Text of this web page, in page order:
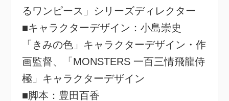
るワンピース」シリーズディレクター
■キャラクターデザイン：小島崇史
「きみの色」キャラクターデザイン・作
画監督、「MONSTERS 一百三情飛龍侍
極」キャラクターデザイン
■脚本：豊田百香